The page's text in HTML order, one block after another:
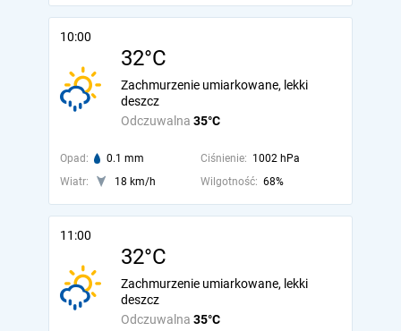
10:00
32°C
Odczuwalna 35°C
Zachmurzenie umiarkowane, lekki
deszcz
Opad: 0.1 mm Ciśnienie: 1002 hPa
Wiatr:
18 km/h Wilgotność: 68%
11:00
32°C
Odczuwalna 35°C
Zachmurzenie umiarkowane, lekki
deszcz